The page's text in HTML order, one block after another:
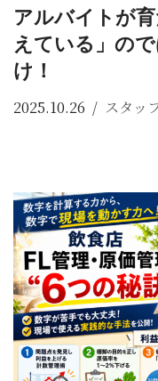
アルバイトが
えている」の
け！
2025.10.26 スタッ